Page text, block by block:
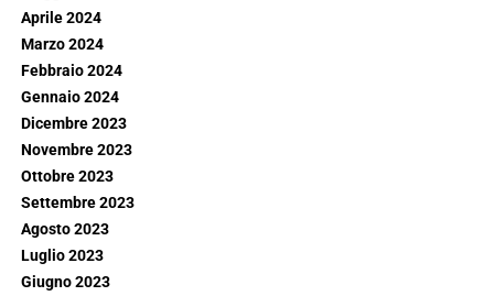
Aprile 2024
Marzo 2024
Febbraio 2024
Gennaio 2024
Dicembre 2023
Novembre 2023
Ottobre 2023
Settembre 2023
Agosto 2023
Luglio 2023
Giugno 2023